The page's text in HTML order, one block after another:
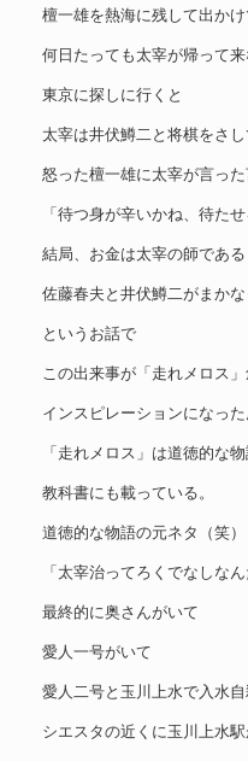
檀一雄を熱海に残して出かけ
何日たっても太宰が帰って
東京に探しに行くと
太宰は井伏鱒二と将棋をさし
怒った檀一雄に太宰が言っ
「待つ身が辛いかね、待た
結局、お金は太宰の師である
佐藤春夫と井伏鱒二がまかな
というお話で
この出来事が「走れメロス
インスピレーションになっ
「走れメロス」は道徳的な
教科書にも載っている。
道徳的な物語の元ネタ（笑）
「太宰治ってろくでなしな
最終的に奥さんがいて
愛人一号がいて
愛人二号と玉川上水で入水自
シエスタの近くに玉川上水